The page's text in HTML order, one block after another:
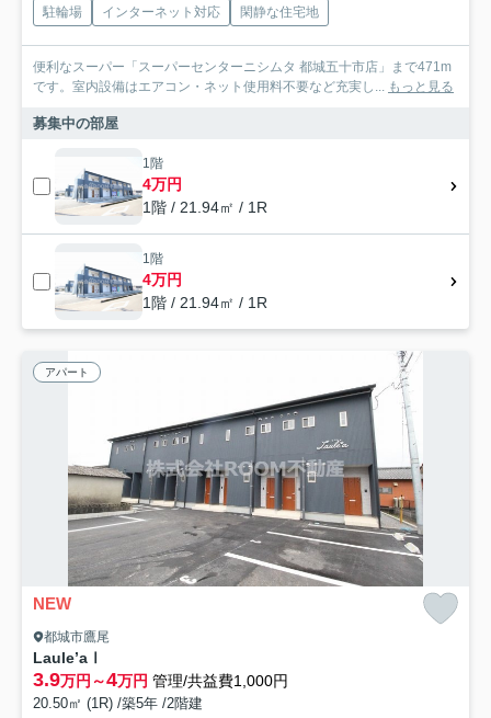
駐輪場 インターネット対応 閑静な住宅地
便利なスーパー「スーパーセンターニシムタ 都城五十市店」まで471m
です。室内設備はエアコン・ネット使用料不要など充実し... もっと見る
募集中の部屋
1階
4万円
1階 / 21.94㎡ / 1R
1階
4万円
1階 / 21.94㎡ / 1R
アパート
NEW
都城市鷹尾
Laule’aⅠ
3.9万円～4万円 管理/共益費1,000円
20.50㎡ (1R) /築5年 /2階建